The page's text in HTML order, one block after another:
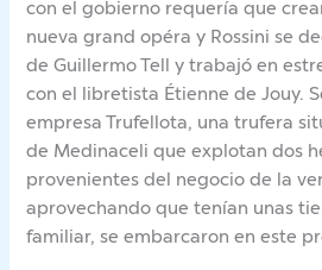
con el gobierno requería que
nueva grand opéra y Rossini se
de Guillermo Tell y trabajó en
con el libretista Étienne de Jouy.
empresa Trufellota, una trufera
de Medinaceli que explotan dos
provenientes del negocio de la
aprovechando que tenían unas
familiar, se embarcaron en este